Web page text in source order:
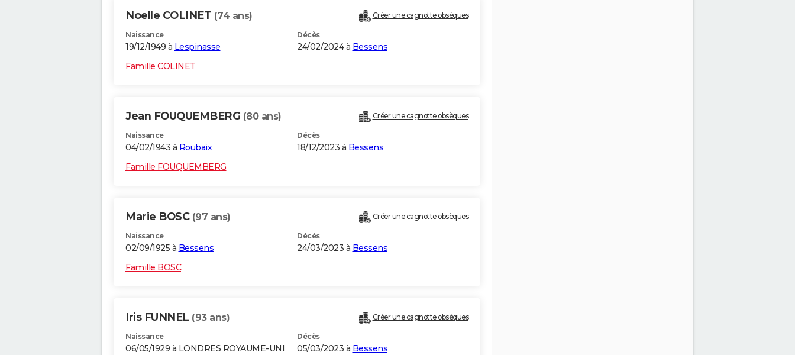
Noelle COLINET (74 ans) Créer une cagnotte obsèques
Naissance
19/12/1949 à Lespinasse
Décès
24/02/2024 à Bessens
Famille COLINET
Jean FOUQUEMBERG (80 ans) Créer une cagnotte obsèques
Naissance
04/02/1943 à Roubaix
Décès
18/12/2023 à Bessens
Famille FOUQUEMBERG
Marie BOSC (97 ans) Créer une cagnotte obsèques
Naissance
02/09/1925 à Bessens
Décès
24/03/2023 à Bessens
Famille BOSC
Iris FUNNEL (93 ans) Créer une cagnotte obsèques
Naissance
06/05/1929 à LONDRES ROYAUME-UNI
Décès
05/03/2023 à Bessens